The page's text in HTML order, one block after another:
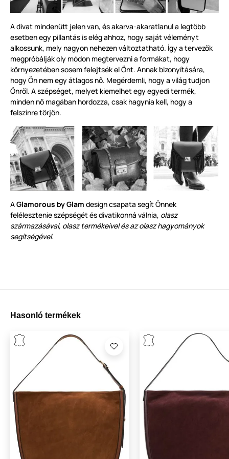
A divat mindenütt jelen van, és akarva-akaratlanul a legtöbb
esetben egy pillantás is elég ahhoz, hogy saját véleményt
alkossunk, mely nagyon nehezen változtatható. Így a tervezők
megpróbálják oly módon megtervezni a formákat, hogy
környezetében sosem felejtsék el Önt. Annak bizonyítására,
hogy Ön nem egy átlagos nő. Megérdemli, hogy a világ tudjon
Önről. A szépséget, melyet kiemelhet egy egyedi termék,
minden nő magában hordozza, csak hagynia kell, hogy a
felszínre törjön.
AGlamorous by Glam design csapata segít Önnek
felélesztenie szépségét és divatikonná válnia, olasz
származásával, olasz termékeivel és az olasz hagyományok
segítségével.
Hasonló termékek